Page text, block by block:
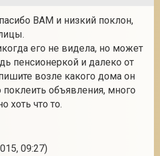
ВАМ и низкий поклон,
его не видела, но может
пенсионеркой и далеко от
возле какого дома он
объявления, много
хоть что то.
09:27)